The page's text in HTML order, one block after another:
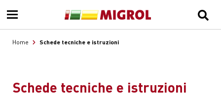
Home Schede tecniche e istruzioni
Schede tecniche e istruzioni